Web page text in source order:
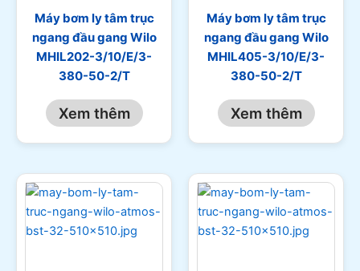
Máy bơm ly tâm trục
ngang đầu gang Wilo
MHIL202-3/10/E/3-
380-50-2/T
Xem thêm
Máy bơm ly tâm trục
ngang đầu gang Wilo
MHIL405-3/10/E/3-
380-50-2/T
Xem thêm